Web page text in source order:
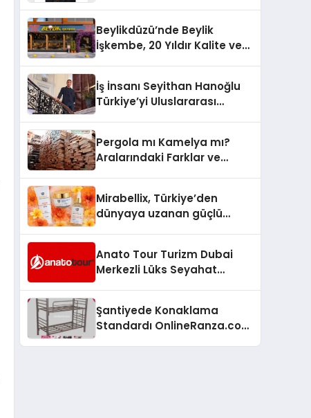
Beylikdüzü’nde Beylik
İşkembe, 20 Yıldır Kalite ve
İş İnsanı Seyithan Hanoğlu
Türkiye’yi Uluslararası
Pergola mı Kamelya mı?
Aralarındaki Farklar ve
Mirabellix, Türkiye’den
dünyaya uzanan güçlü
Anato Tour Turizm Dubai
Merkezli Lüks Seyahat
Şantiyede Konaklama
Standardı OnlineRanza.com